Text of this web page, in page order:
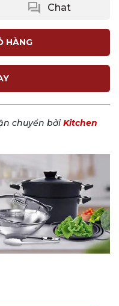
question_answer Chat
HÀNG
chuyển bởi Kitchen